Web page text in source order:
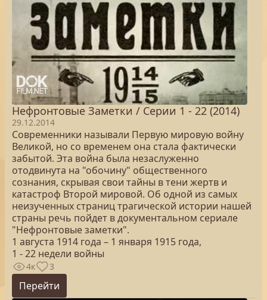
Нефронтовые Заметки / Серии 1 - 22 (2014)
29.12.2014
Современники называли Первую мировую войну
Великой, но со временем она стала фактически
забытой. Эта война была незаслуженно
отодвинута на "обочину" общественного
сознания, скрывая свои тайны в тени жертв и
катастроф Второй мировой. Об одной из самых
неизученных страниц трагической истории нашей
страны речь пойдет в документальном сериале
"Нефронтовые заметки".
1 августа 1914 года – 1 января 1915 года,
1 - 22 недели войны
4к 3
Перейти